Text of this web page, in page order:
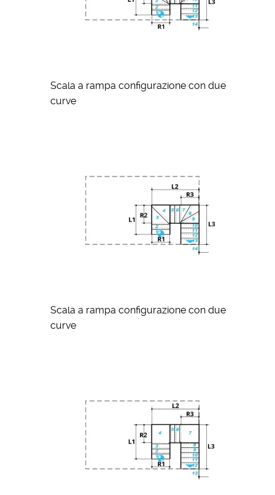
Scala a rampa configurazione con due
curve
Scala a rampa configurazione con due
curve